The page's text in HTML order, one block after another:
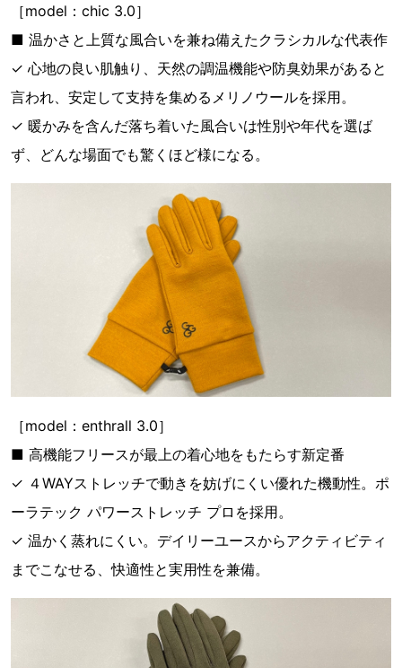
［model：chic 3.0］
■ 温かさと上質な風合いを兼ね備えたクラシカルな代表作
✓ 心地の良い肌触り、天然の調温機能や防臭効果があると
言われ、安定して支持を集めるメリノウールを採用。
✓ 暖かみを含んだ落ち着いた風合いは性別や年代を選ば
ず、どんな場面でも驚くほど様になる。
［model：enthrall 3.0］
■ 高機能フリースが最上の着心地をもたらす新定番
✓ ４WAYストレッチで動きを妨げにくい優れた機動性。ポ
ーラテック パワーストレッチ プロを採用。
✓ 温かく蒸れにくい。デイリーユースからアクティビティ
までこなせる、快適性と実用性を兼備。